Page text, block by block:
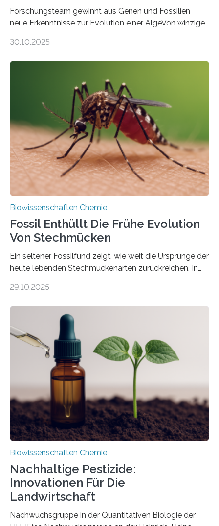
Forschungsteam gewinnt aus Genen und Fossilien
neue Erkenntnisse zur Evolution einer AlgeVon winzigen
Landpflanzen zählen zu den komplexesten
Grünalgen, die vor Hunderten von Millionen Jahren
lebten. Unter den Vorfahren sticht eine Gruppe heraus,
die noch heute in der Natur vorkommt: die
Süßwasseralge Coleochaetophyceae. Einige Arten
dieser Gruppe bilden aus Zellfäden dichte Geflechte
mit scheibenförmiger Gestalt. Was auffällig ist: Die
nächsten…
30.10.2025
Biowissenschaften Chemie
Fossil Enthüllt Die Frühe Evolution
Von Stechmücken
Ein seltener Fossilfund zeigt, wie weit die Ursprünge der
heute lebenden Stechmückenarten zurückreichen. In
Forschende die bisher älteste bekannte Stechmücken-
Region Kachin in Myanmar und hat sich in
ausgezeichnetem Zustand erhalten. Es konnte als neue
Art einer neuen Gattung beschrieben werden und trägt
nun den Namen Cretosabethes primaevus. Dieser erste
fossile Nachweis einer Stechmückenlarve in Bernstein
stellt gleichzeitig den ersten Fossilfund einer
Mückenlarve aus dem Mesozoikum dar, denn…
29.10.2025
Biowissenschaften Chemie
Nachhaltige Pestizide:
Innovationen Für Die
Landwirtschaft
Nachwuchsgruppe in der Quantitativen Biologie der